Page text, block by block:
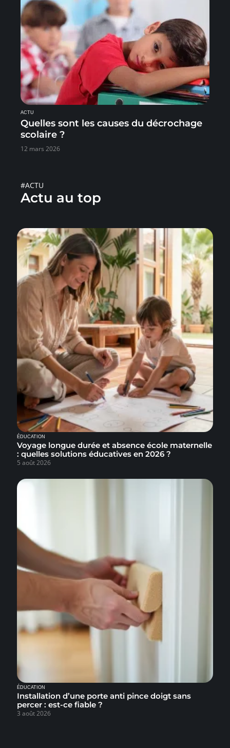
ACTU
Quelles sont les causes du décrochage
scolaire ?
12 mars 2026
#ACTU
Actu au top
ÉDUCATION
Voyage longue durée et absence école maternelle
: quelles solutions éducatives en 2026 ?
5 août 2026
ÉDUCATION
Installation d’une porte anti pince doigt sans
percer : est-ce fiable ?
3 août 2026